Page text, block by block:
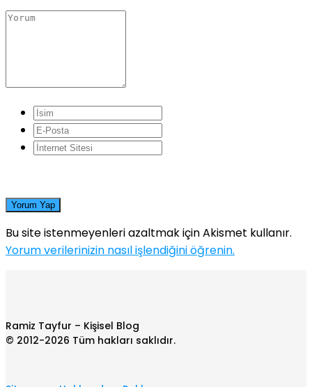
Yorum Yap
Bu site istenmeyenleri azaltmak için Akismet kullanır.
Yorum verilerinizin nasıl işlendiğini öğrenin.
Ramiz Tayfur – Kişisel Blog
© 2012-2026 Tüm hakları saklıdır.